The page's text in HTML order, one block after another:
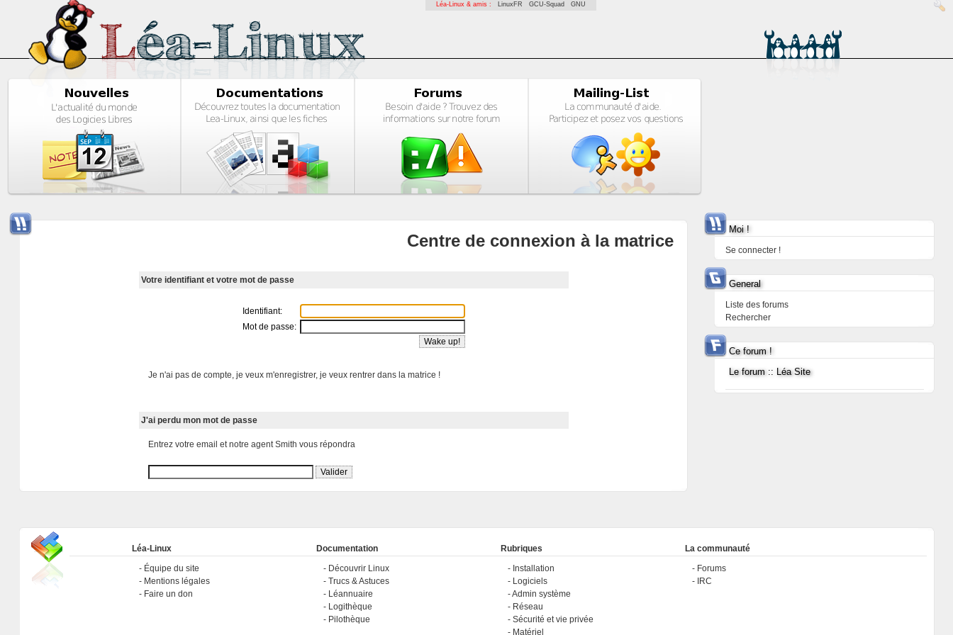
Léa-Linux & amis : LinuxFR GCU-Squad GNU
Centre de connexion à la matrice
Votre identifiant et votre mot de passe
Identifiant:
Mot de passe:
Je n'ai pas de compte, je veux m'enregistrer, je veux rentrer dans la matrice !
J'ai perdu mon mot de passe
Entrez votre email et notre agent Smith vous répondra
Moi !
Se connecter !
General
Liste des forums
Rechercher
Ce forum !
Le forum :: Léa Site
Léa-Linux
Équipe du site
Mentions légales
Faire un don
Documentation
Découvrir Linux
Trucs & Astuces
Léannuaire
Logithèque
Pilothèque
Rubriques
Installation
Logiciels
Admin système
Réseau
Sécurité et vie privée
Matériel
La communauté
Forums
IRC